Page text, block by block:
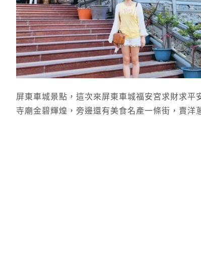
屏東車城景點，這次來屏東車城福安宮求財求平
寺廟金碧輝煌，旁邊還有美食名產一條街，賣洋